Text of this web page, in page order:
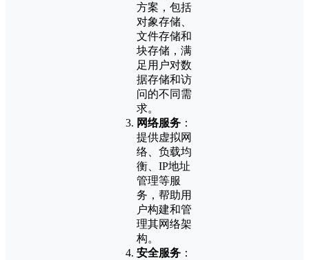
方案，包括
对象存储、
文件存储和
块存储，满
足用户对数
据存储和访
问的不同需
求。
网络服务 ：
提供虚拟网
络、负载均
衡、IP地址
管理等服
务，帮助用
户构建和管
理其网络架
构。
安全服务 ：